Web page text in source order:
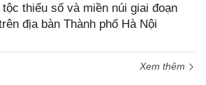
tộc thiểu số và miền núi giai đoạn
địa bàn Thành phố Hà Nội
Xem thêm